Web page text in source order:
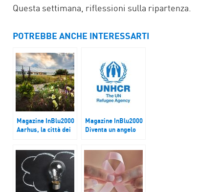
Questa settimana, riflessioni sulla ripartenza.
POTREBBE ANCHE INTERESSARTI
Magazine InBlu2000
Aarhus, la città dei
Magazine InBlu2000
Diventa un angelo